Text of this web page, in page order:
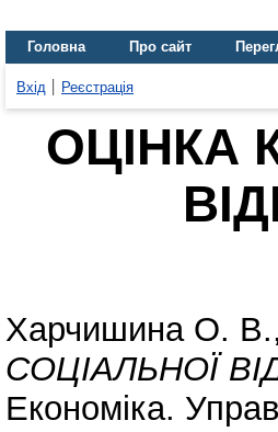
Головна Про сайт
Вхід Реєстрація
ОЦІНКА
Харчишина О. В.,
СОЦІАЛЬНОЇ
Економіка.